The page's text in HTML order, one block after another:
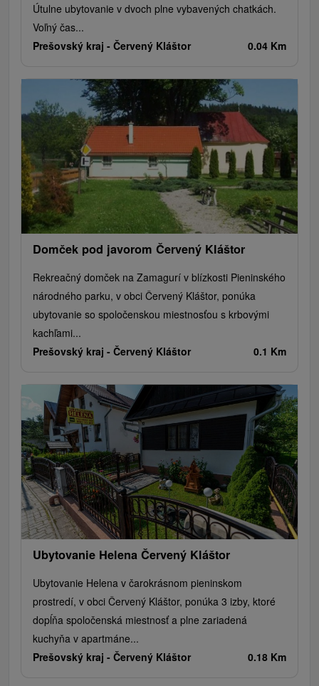
Útulne ubytovanie v dvoch plne vybavených chatkách.
Voľný čas...
Prešovský kraj - Červený Kláštor 0.04 Km
Domček pod javorom Červený Kláštor
Rekreačný domček na Zamagurí v blízkosti Pieninského
národného parku, v obci Červený Kláštor, ponúka
ubytovanie so spoločenskou miestnosťou s krbovými
kachľami...
Prešovský kraj - Červený Kláštor 0.1 Km
Ubytovanie Helena Červený Kláštor
Ubytovanie Helena v čarokrásnom pieninskom
prostredí, v obci Červený Kláštor, ponúka 3 izby, ktoré
dopĺňa spoločenská miestnosť a plne zariadená
kuchyňa v apartmáne...
Prešovský kraj - Červený Kláštor 0.18 Km